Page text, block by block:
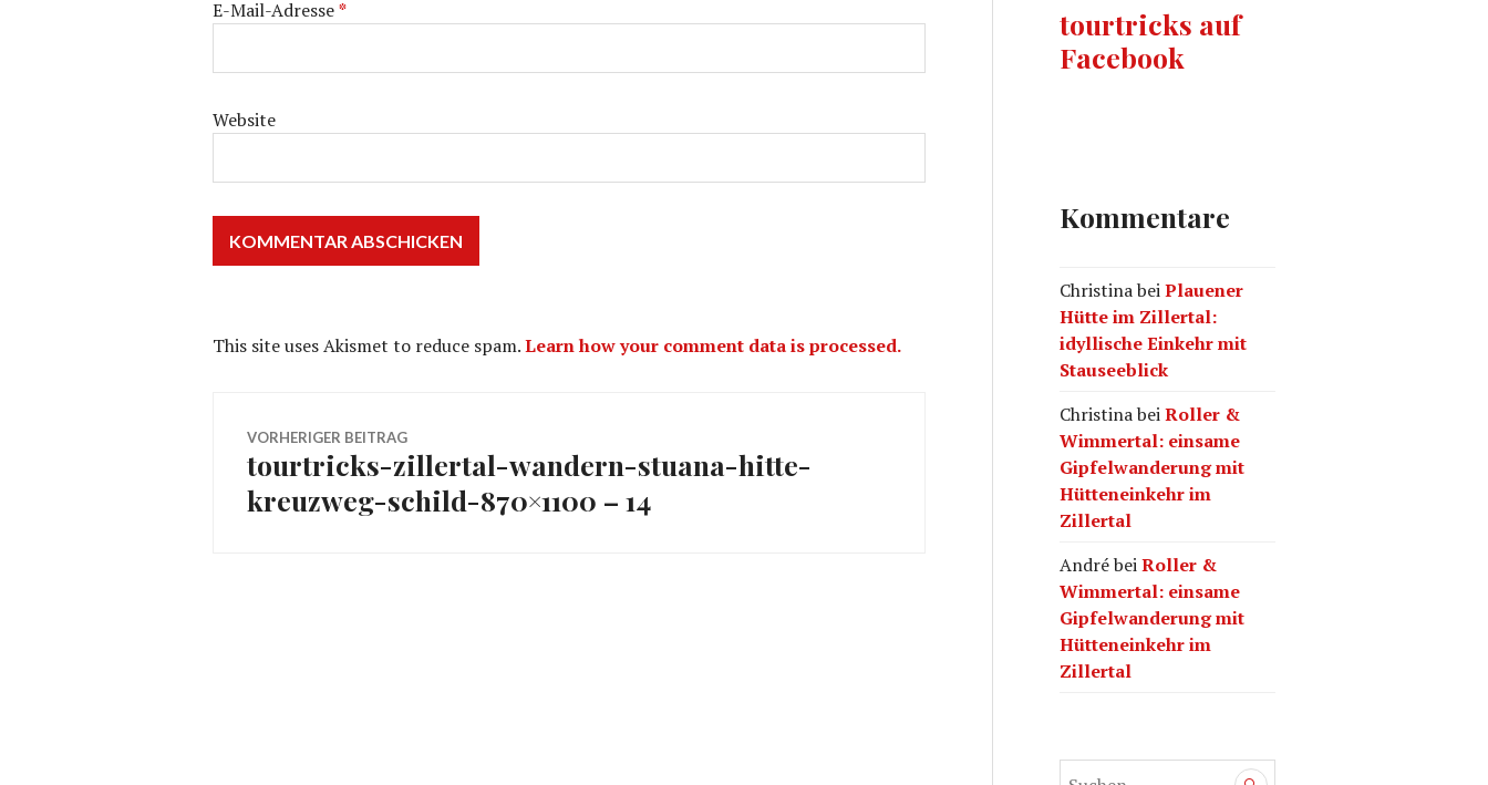
E-Mail-Adresse*
Website
This site uses Akismet to reduce spam.Learn how your comment data is processed.
Beitragsnavigation
VORHERIGER BEITRAG
Vorheriger
Beitrag:
tourtricks-zillertal-wandern-stuana-hitte-
kreuzweg-schild-870×1100 – 14
tourtricks auf
Facebook
Kommentare
ChristinabeiPlauener
Hütte im Zillertal:
idyllische Einkehr mit
Stauseeblick
ChristinabeiRoller &
Wimmertal: einsame
Gipfelwanderung mit
Hütteneinkehr im
Zillertal
AndrébeiRoller &
Wimmertal: einsame
Gipfelwanderung mit
Hütteneinkehr im
Zillertal